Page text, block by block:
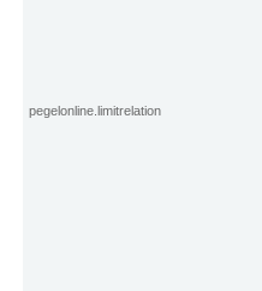
pegelonline.limitrelation